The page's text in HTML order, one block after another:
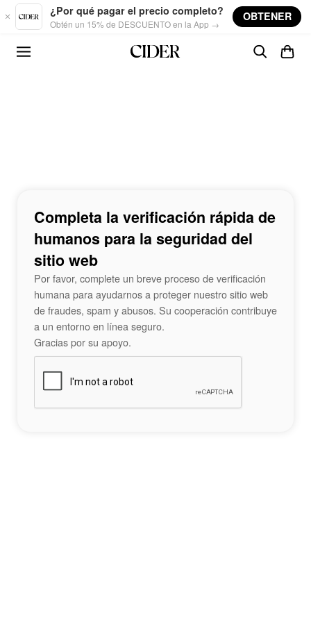
Skip to main content
¿Por qué pagar el precio completo?
Obtén un 15% de DESCUENTO en la App →
OBTENER
Completa la verificación rápida de
humanos para la seguridad del
sitio web
Por favor, complete un breve proceso de verificación
humana para ayudarnos a proteger nuestro sitio web
de fraudes, spam y abusos. Su cooperación contribuye
a un entorno en línea seguro.
Gracias por su apoyo.